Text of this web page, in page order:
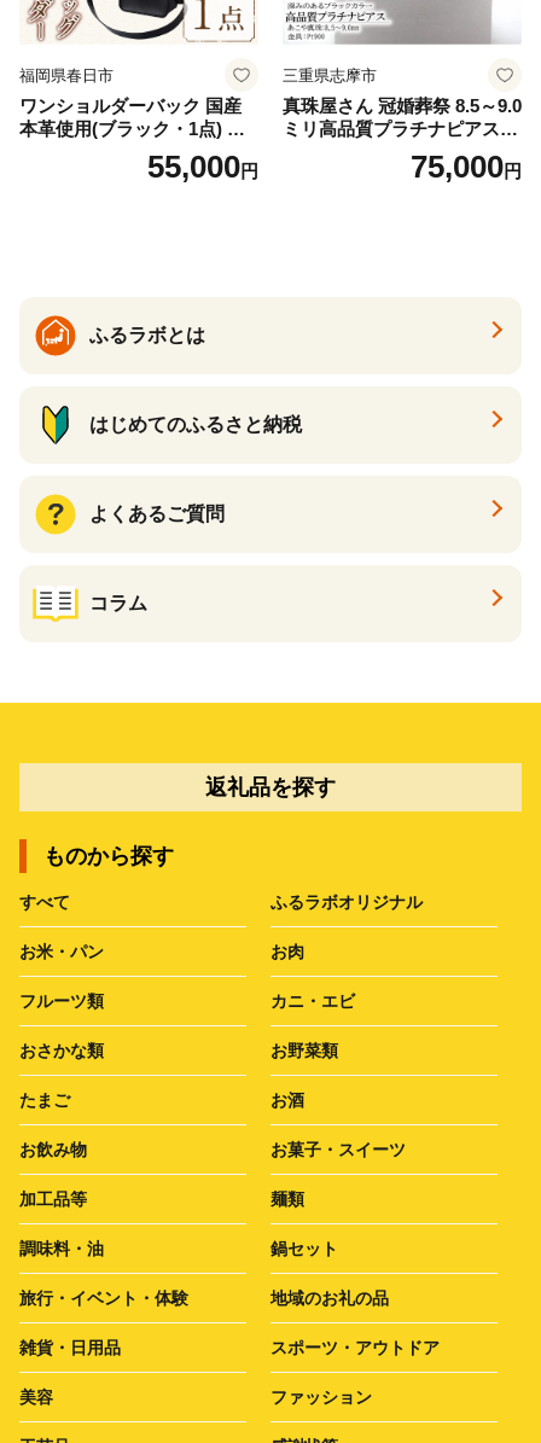
福岡県春日市
ワンショルダーバック 国産
本革使用(ブラック・1点) 鞄
バック バッグ カバン レザー
国産 日本製 牛革 黒 革 革製
55,000円
三重県志摩市
真珠屋さん 冠婚葬祭 8.5～9.0
ミリ高品質プラチナピアス P
t900 志摩産アコヤ真珠 ブラ
ックパール 黒真珠75,000円
ふるラボとは
はじめてのふるさと納税
よくあるご質問
コラム
返礼品を探す
ものから探す
すべて ふるラボオリジナル
お米・パン お肉
フルーツ類 カニ・エビ
おさかな類 お野菜類
たまご お酒
お飲み物 お菓子・スイーツ
加工品等 麺類
調味料・油 鍋セット
旅行・イベント・体験 地域のお礼の品
雑貨・日用品 スポーツ・アウトドア
美容 ファッション